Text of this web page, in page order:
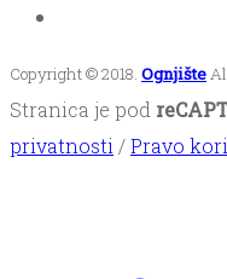
Copyright © 2018. Ognjište
Stranica je pod
privatnosti /Pravo